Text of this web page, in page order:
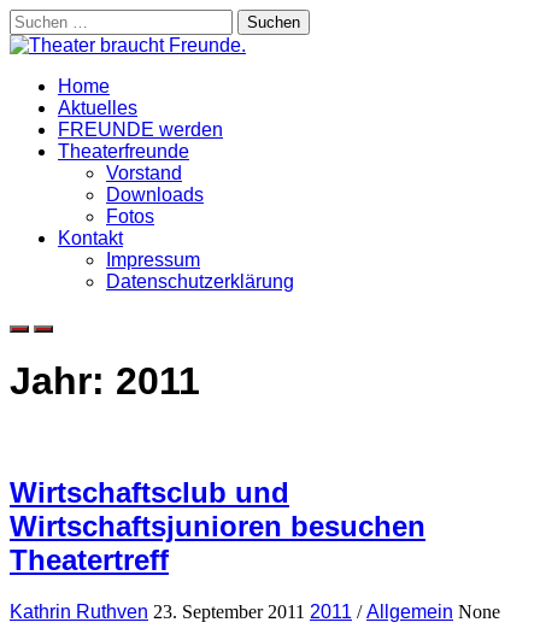
Skip
to
Suchen
nach:
Home
Aktuelles
FREUNDE werden
Theaterfreunde
Vorstand
Downloads
Fotos
Kontakt
Impressum
Datenschutzerklärung
Jahr: 2011
Wirtschaftsclub und
Wirtschaftsjunioren besuchen
Theatertreff
Kathrin Ruthven 23. September 2011 2011 /Allgemein None